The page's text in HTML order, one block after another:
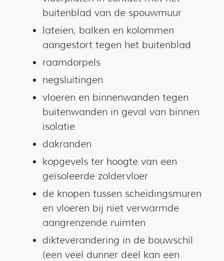
buitenblad van de spouwmuur
lateien, balken en kolommen
aangestort tegen het buitenblad
raamdorpels
negsluitingen
vloeren en binnenwanden tegen
buitenwanden in geval van binnen
isolatie
dakranden
kopgevels ter hoogte van een
geïsoleerde zoldervloer
de knopen tussen scheidingsmuren
en vloeren bij niet verwarmde
aangrenzende ruimten
dikteverandering in de bouwschil
(een veel dunner deel kan een